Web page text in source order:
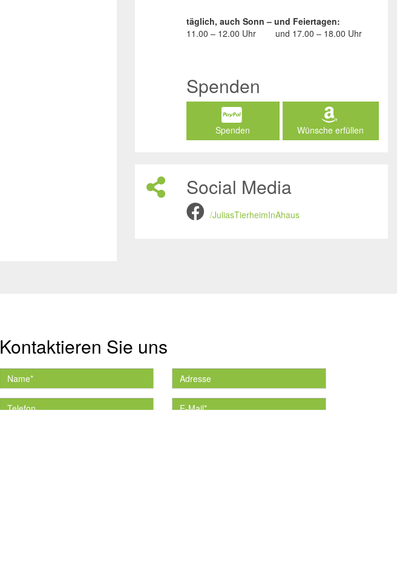
täglich, auch Sonn – und Feiertagen:
11.00 – 12.00 Uhr
und 17.00 – 18.00 Uhr
Spenden
Spenden Wünsche erfüllen
Social Media
/JuliasTierheimInAhaus
Kontaktieren Sie uns